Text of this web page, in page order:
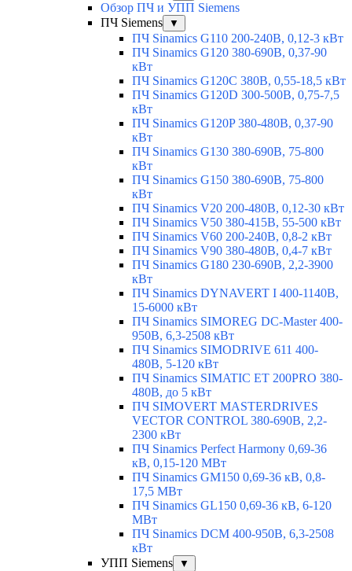
Обзор ПЧ и УПП Siemens
ПЧ Siemens
▼
ПЧ Sinamics G110 200-240В, 0,12-3 кВт
ПЧ Sinamics G120 380-690В, 0,37-90
кВт
ПЧ Sinamics G120C 380В, 0,55-18,5 кВт
ПЧ Sinamics G120D 300-500В, 0,75-7,5
кВт
ПЧ Sinamics G120P 380-480В, 0,37-90
кВт
ПЧ Sinamics G130 380-690В, 75-800
кВт
ПЧ Sinamics G150 380-690В, 75-800
кВт
ПЧ Sinamics V20 200-480В, 0,12-30 кВт
ПЧ Sinamics V50 380-415В, 55-500 кВт
ПЧ Sinamics V60 200-240В, 0,8-2 кВт
ПЧ Sinamics V90 380-480В, 0,4-7 кВт
ПЧ Sinamics G180 230-690В, 2,2-3900
кВт
ПЧ Sinamics DYNAVERT I 400-1140В,
15-6000 кВт
ПЧ Sinamics SIMOREG DC-Master 400-
950В, 6,3-2508 кВт
ПЧ Sinamics SIMODRIVE 611 400-
480В, 5-120 кВт
ПЧ Sinamics SIMATIC ET 200PRO 380-
480В, до 5 кВт
ПЧ SIMOVERT MASTERDRIVES
VECTOR CONTROL 380-690В, 2,2-
2300 кВт
ПЧ Sinamics Perfect Harmony 0,69-36
кВ, 0,15-120 МВт
ПЧ Sinamics GM150 0,69-36 кВ, 0,8-
17,5 МВт
ПЧ Sinamics GL150 0,69-36 кВ, 6-120
МВт
ПЧ Sinamics DCM 400-950В, 6,3-2508
кВт
УПП Siemens
▼